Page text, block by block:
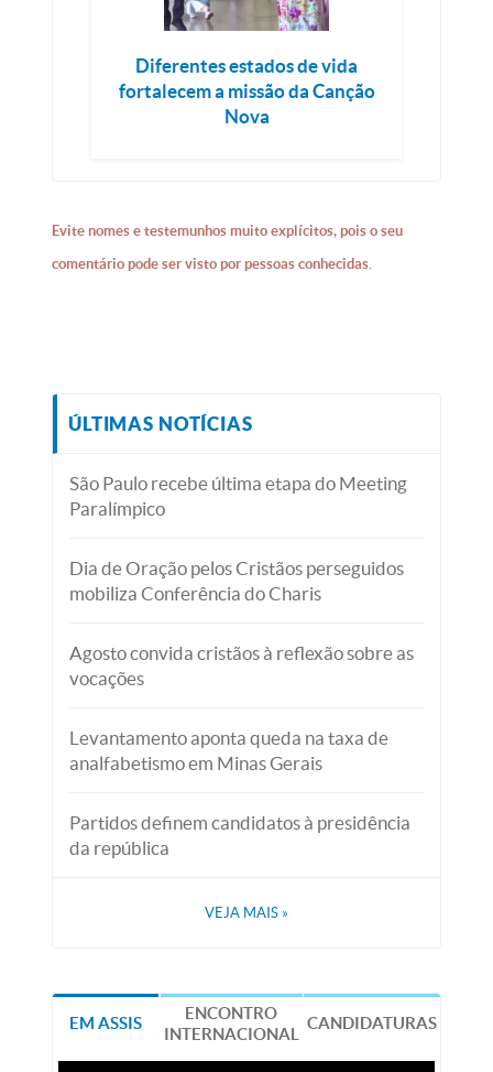
Diferentes estados de vida
fortalecem a missão da Canção
Nova
Evite nomes e testemunhos muito explícitos, pois o seu
comentário pode ser visto por pessoas conhecidas.
ÚLTIMAS NOTÍCIAS
São Paulo recebe última etapa do Meeting
Paralímpico
Dia de Oração pelos Cristãos perseguidos
mobiliza Conferência do Charis
Agosto convida cristãos à reflexão sobre as
vocações
Levantamento aponta queda na taxa de
analfabetismo em Minas Gerais
Partidos definem candidatos à presidência
da república
VEJA MAIS »
EM ASSIS
ENCONTRO
INTERNACIONAL
CANDIDATURAS